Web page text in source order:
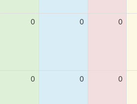
0 0 0
0 0 0